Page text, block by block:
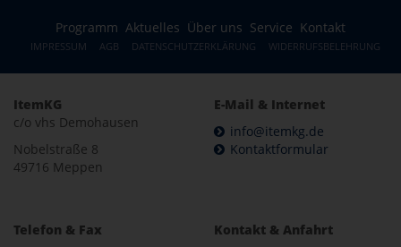
Programm Aktuelles Über uns Service Kontakt
IMPRESSUM AGB DATENSCHUTZERKLÄRUNG WIDERRUFSBELEHRUNG
ItemKG
c/o vhs Demohausen
Nobelstraße 8
49716 Meppen
E-Mail & Internet
info@itemkg.de
Kontaktformular
Telefon & Fax
Kontakt & Anfahrt